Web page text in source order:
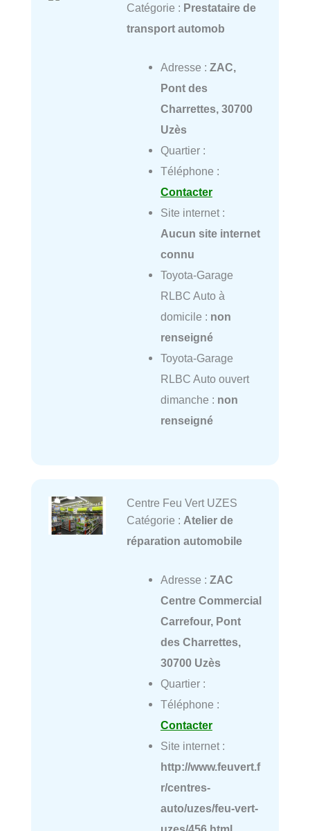
Catégorie : Prestataire de
transport automob
Adresse : ZAC,
Pont des
Charrettes, 30700
Uzès
Quartier :
Téléphone :
Contacter
Site internet :
Aucun site internet
connu
Toyota-Garage
RLBC Auto à
domicile : non
renseigné
Toyota-Garage
RLBC Auto ouvert
dimanche : non
renseigné
Centre Feu Vert UZES
Catégorie : Atelier de
réparation automobile
Adresse : ZAC
Centre Commercial
Carrefour, Pont
des Charrettes,
30700 Uzès
Quartier :
Téléphone :
Contacter
Site internet :
http://www.feuvert.f
r/centres-
auto/uzes/feu-vert-